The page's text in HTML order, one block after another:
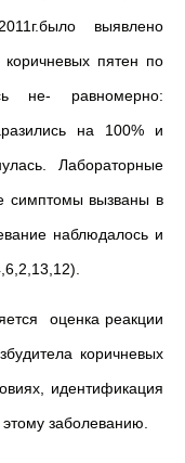
выявлено
пятен по
не- равномерно:
на 100% и
Лабораторные
симптомы вызваны в
наблюдалось и
оценка реакции
коричневых
идентификация
заболеванию.